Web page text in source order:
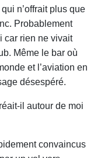
n’offrait plus que
Probablement
car rien ne vivait
Même le bar où
et l’aviation en
désespéré.
il autour de moi
convaincus